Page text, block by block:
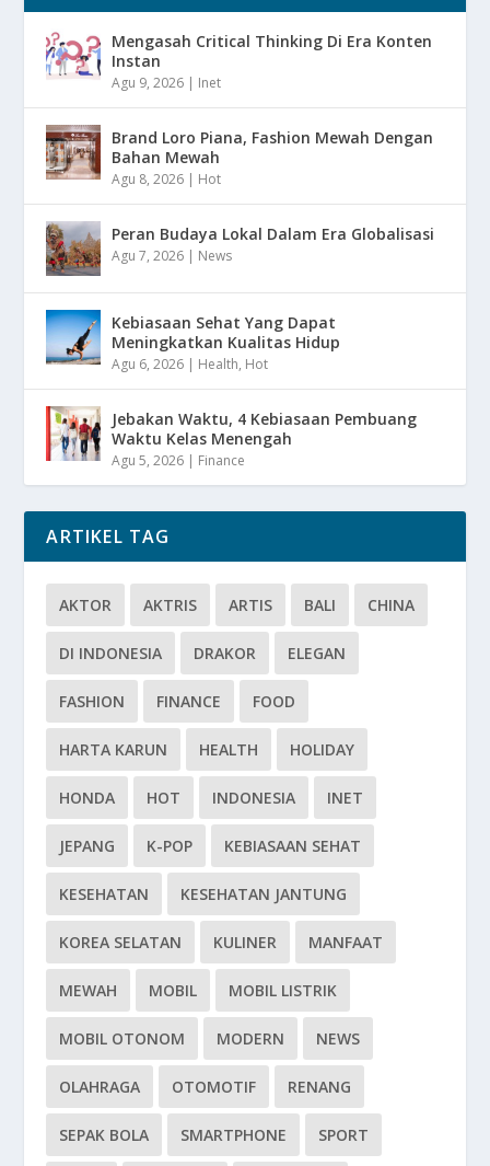
Mengasah Critical Thinking Di Era Konten
Instan
Agu 9, 2026 | Inet
Brand Loro Piana, Fashion Mewah Dengan
Bahan Mewah
Agu 8, 2026 | Hot
Peran Budaya Lokal Dalam Era Globalisasi
Agu 7, 2026 | News
Kebiasaan Sehat Yang Dapat
Meningkatkan Kualitas Hidup
Agu 6, 2026 | Health, Hot
Jebakan Waktu, 4 Kebiasaan Pembuang
Waktu Kelas Menengah
Agu 5, 2026 | Finance
ARTIKEL TAG
AKTOR AKTRIS ARTIS BALI CHINA
DI INDONESIA DRAKOR ELEGAN
FASHION FINANCE FOOD
HARTA KARUN HEALTH HOLIDAY
HONDA HOT INDONESIA INET
JEPANG K-POP KEBIASAAN SEHAT
KESEHATAN KESEHATAN JANTUNG
KOREA SELATAN KULINER MANFAAT
MEWAH MOBIL MOBIL LISTRIK
MOBIL OTONOM MODERN NEWS
OLAHRAGA OTOMOTIF RENANG
SEPAK BOLA SMARTPHONE SPORT